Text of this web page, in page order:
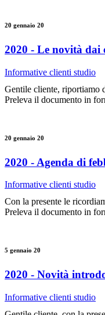
20 gennaio 20
2020 - Le novità dai
Informative clienti studio
Gentile cliente, riportiamo
Preleva il documento in
20 gennaio 20
2020 - Agenda di
Informative clienti studio
Con la presente le
Preleva il documento in
5 gennaio 20
2020 - Novità
Informative clienti studio